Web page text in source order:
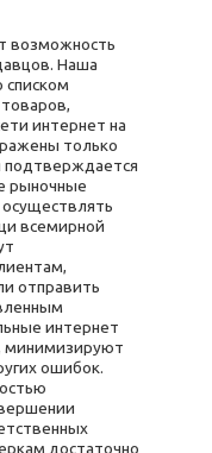
возможность
Наша
списком
интернет на
только
подтверждается
рыночные
всемирной
отправить
интернет
минимизируют
ошибок.
достаточно